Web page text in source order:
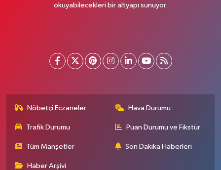
okuyabilecekleri bir altyapı sunuyor.
Nöbetçi Eczaneler Hava Durumu
Trafik Durumu Puan Durumu ve Fikstür
Tüm Manşetler Son Dakika Haberleri
Haber Arşivi